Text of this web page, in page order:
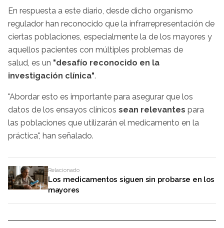
En respuesta a este diario, desde dicho organismo
regulador han reconocido que la infrarrepresentación de
ciertas poblaciones, especialmente la de los mayores y
aquellos pacientes con múltiples problemas de
salud, es un "desafío reconocido en la
investigación clínica".
"Abordar esto es importante para asegurar que los
datos de los ensayos clínicos sean relevantes para
las poblaciones que utilizarán el medicamento en la
práctica", han señalado.
Relacionado
Los medicamentos siguen sin probarse en los
mayores